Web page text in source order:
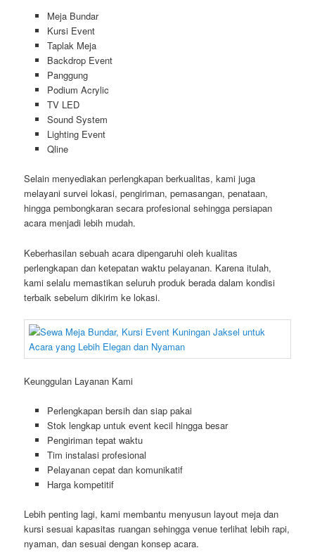
Meja Bundar
Kursi Event
Taplak Meja
Backdrop Event
Panggung
Podium Acrylic
TV LED
Sound System
Lighting Event
Qline
Selain menyediakan perlengkapan berkualitas, kami juga
melayani survei lokasi, pengiriman, pemasangan, penataan,
hingga pembongkaran secara profesional sehingga persiapan
acara menjadi lebih mudah.
Keberhasilan sebuah acara dipengaruhi oleh kualitas
perlengkapan dan ketepatan waktu pelayanan. Karena itulah,
kami selalu memastikan seluruh produk berada dalam kondisi
terbaik sebelum dikirim ke lokasi.
Keunggulan Layanan Kami
Perlengkapan bersih dan siap pakai
Stok lengkap untuk event kecil hingga besar
Pengiriman tepat waktu
Tim instalasi profesional
Pelayanan cepat dan komunikatif
Harga kompetitif
Lebih penting lagi, kami membantu menyusun layout meja dan
kursi sesuai kapasitas ruangan sehingga venue terlihat lebih rapi,
nyaman, dan sesuai dengan konsep acara.